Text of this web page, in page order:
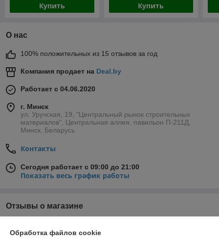
Купить Купить
О нас
100% положительных из 15 отзывов за год
Компания продает на Deal.by
Работает с 04.06.2020
г. Минск
ул. Уручская, 19, "Центральный рынок строительных
материалов", Центральная аллея, павильон П-211Д,
Минск, Беларусь
Контакты
Сегодня работает с 09:00 до 21:00
Показать весь график работы
Отзывы о магазине
Обработка файлов cookie